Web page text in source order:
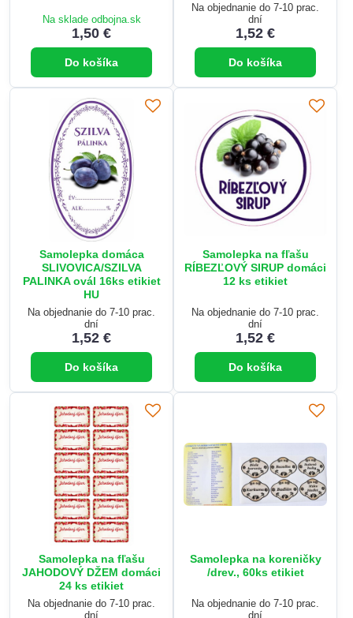
Na sklade odbojna.sk
1,50 €
Do košíka
Na objednanie do 7-10 prac.
dní
1,52 €
Do košíka
Samolepka domáca
SLIVOVICA/SZILVA
PALINKA ovál 16ks etikiet
HU
Na objednanie do 7-10 prac.
dní
1,52 €
Do košíka
Samolepka na fľašu
RÍBEZĽOVÝ SIRUP domáci
12 ks etikiet
Na objednanie do 7-10 prac.
dní
1,52 €
Do košíka
Samolepka na fľašu
JAHODOVÝ DŽEM domáci
24 ks etikiet
Na objednanie do 7-10 prac.
dní
Samolepka na koreničky
/drev., 60ks etikiet
Na objednanie do 7-10 prac.
dní